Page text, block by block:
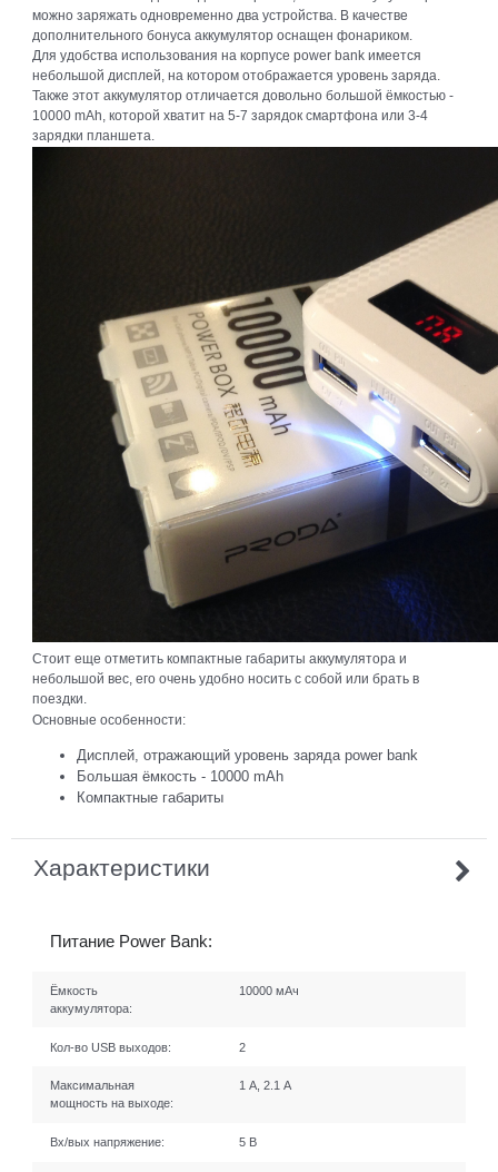
можно заряжать одновременно два устройства. В качестве
дополнительного бонуса аккумулятор оснащен фонариком.
Для удобства использования на корпусе power bank имеется
небольшой дисплей, на котором отображается уровень заряда.
Также этот аккумулятор отличается довольно большой ёмкостью -
10000 mAh, которой хватит на 5-7 зарядок смартфона или 3-4
зарядки планшета.
Стоит еще отметить компактные габариты аккумулятора и
небольшой вес, его очень удобно носить с собой или брать в
поездки.
Основные особенности:
Дисплей, отражающий уровень заряда power bank
Большая ёмкость - 10000 mAh
Компактные габариты
Характеристики
Питание Power Bank:
Ёмкость
аккумулятора:
10000 мАч
Кол-во USB выходов: 2
Максимальная
мощность на выходе:
1 А, 2.1 А
Вх/вых напряжение: 5 В